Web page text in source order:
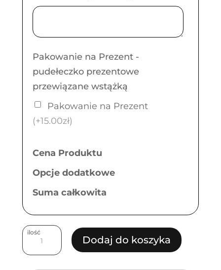
Pakowanie na Prezent -
pudełeczko prezentowe
przewiązane wstążką
Pakowanie na Prezent
(+15.00zł)
Cena Produktu
Opcje dodatkowe
Suma całkowita
ilość
ilość
Drewniane
Dodaj do koszyka